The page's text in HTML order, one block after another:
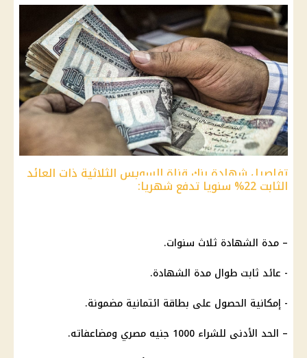
تفاصيل شهادة بنك قناة السويس الثلاثية ذات العائد
الثابت 22% سنويا تدفع شهريا:
– مدة الشهادة ثلاث سنوات.
- عائد ثابت طوال مدة الشهادة.
- إمكانية الحصول على بطاقة ائتمانية مضمونة.
– الحد الأدنى للشراء 1000 جنيه مصري ومضاعفاته.